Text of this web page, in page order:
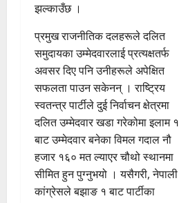
झल्काउँछ ।
प्रमुख राजनीतिक दलहरूले दलित
समुदायका उम्मेदवारलाई प्रत्यक्षतर्फ
अवसर दिए पनि उनीहरूले अपेक्षित
सफलता पाउन सकेनन् । राष्ट्रिय
स्वतन्त्र पार्टीले दुई निर्वाचन क्षेत्रमा
दलित उम्मेदवार खडा गरेकोमा इलाम १
बाट उम्मेदवार बनेका विमल गदाल नौ
हजार १६० मत ल्याएर चौथो स्थानमा
सीमित हुन पुग्नुभयो । यसैगरी, नेपाली
कांग्रेसले बझाङ १ बाट पार्टीका